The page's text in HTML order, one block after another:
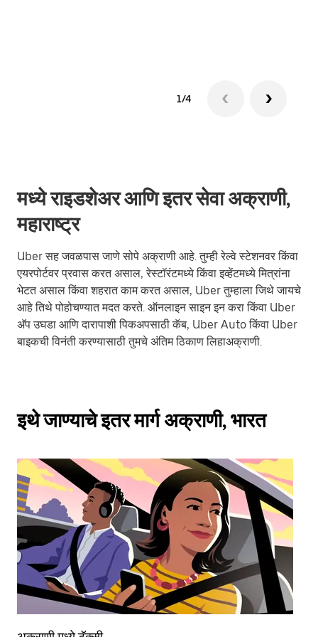
1/4
मध्ये राइडशेअर आणि इतर सेवा अक्राणी,
महाराष्ट्र
Uber सह जवळपास जाणे सोपे अक्राणी आहे. तुम्ही रेल्वे स्टेशनवर किंवा
एयरपोर्टवर प्रवास करत असाल, रेस्टॉरंटमध्ये किंवा इव्हेंटमध्ये मित्रांना
भेटत असाल किंवा शहरात काम करत असाल, Uber तुम्हाला जिथे जायचे
आहे तिथे पोहोचण्यात मदत करते. ऑनलाइन साइन इन करा किंवा Uber
अ‍ॅप उघडा आणि दारापाशी पिकअपसाठी कॅब, Uber Auto किंवा Uber
बाइकची विनंती करण्यासाठी तुमचे अंतिम ठिकाण लिहाअक्राणी.
इथे जाण्याचे इतर मार्ग अक्राणी, भारत